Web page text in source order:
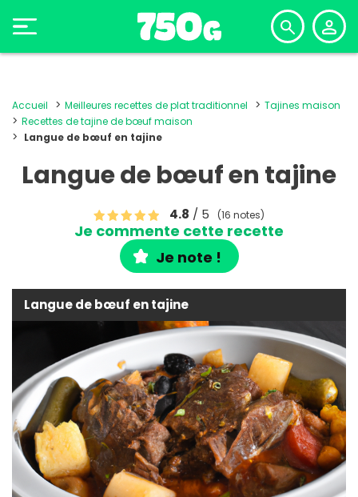
Accueil Meilleures recettes de plat traditionnel
Tajines maison
Recettes de tajine de bœuf maison
Langue de bœuf en tajine
Langue de bœuf en tajine
4.8 / 5 (16 notes)
Je commente cette recette
Je note !
Langue de bœuf en tajine